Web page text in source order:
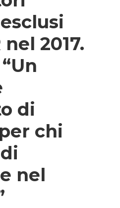
2017.
di
chi
nel